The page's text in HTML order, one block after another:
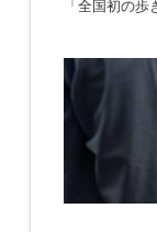
「全国初の